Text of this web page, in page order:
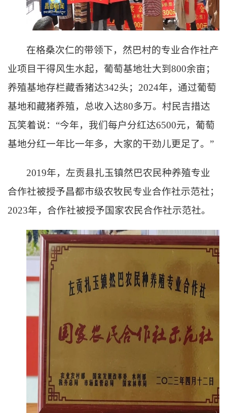
在格桑次仁的带领下，然巴村的专业合作社产
业项目干得风生水起，葡萄基地壮大到 800余亩；
养殖基地存栏藏香猪达342头；2024年，通过葡萄
基地和藏猪养殖，总收入达80多万。村民吉措达
瓦笑着说：“今年，我们每户分红达6500元，葡萄
基地分红一年比一年多，大家的干劲儿更足了。”
2019年，左贡县扎玉镇然巴农民种养殖专业
合作社被授予昌都市级农牧民专业合作社示范社；
2023年，合作社被授予国家农民合作社示范社。